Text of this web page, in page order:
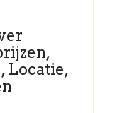
Locatie,